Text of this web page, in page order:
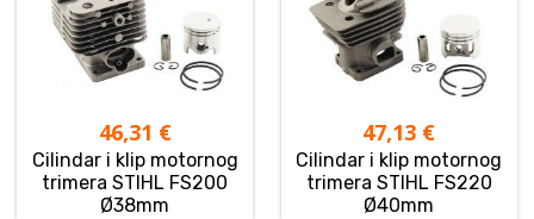
46,31 €
Cilindar i klip motornog
trimera STIHL FS200
Ø38mm
47,13 €
Cilindar i klip motornog
trimera STIHL FS220
Ø40mm